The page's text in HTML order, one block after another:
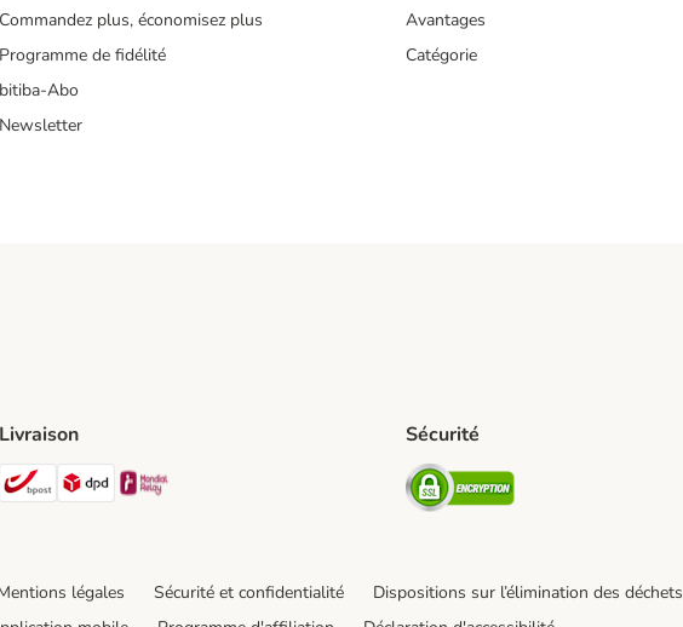
Commandez plus, économisez plus
Programme de fidélité
bitiba-Abo
Newsletter
Avantages
Catégorie
Method
Payment Method
Livraison
Bpost Shipping Method
DPD Shipping Method
Mondial relay Shipping Method
Sécurité
Security
légales Sécurité et confidentialité Dispositions sur l’élimination des déchets